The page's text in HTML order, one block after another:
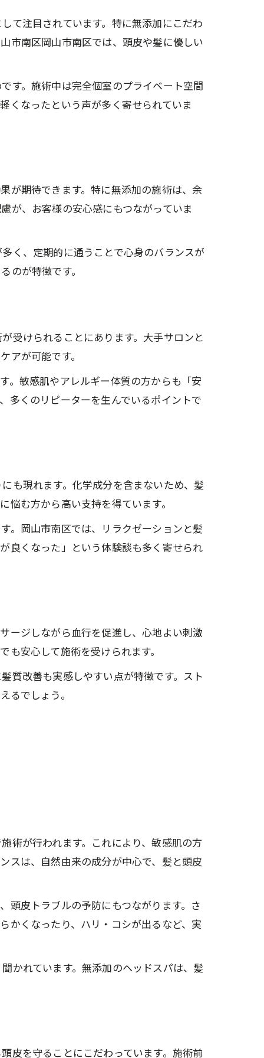
て注目されています。特に無添加にこだわ
市南区岡山市南区では、頭皮や髪に優しい
す。施術中は完全個室のプライベート空間
くなったという声が多く寄せられていま
が期待できます。特に無添加の施術は、余
が、お客様の安心感にもつながっていま
く、定期的に通うことで心身のバランスが
のが特徴です。
受けられることにあります。大手サロンと
アが可能です。
。敏感肌やアレルギー体質の方からも「安
多くのリピーターを生んでいるポイントで
も現れます。化学成分を含まないため、髪
む方から高い支持を得ています。
。岡山市南区では、リラクゼーションと髪
良くなった」という体験談も多く寄せられ
ージしながら血行を促進し、心地よい刺激
安心して施術を受けられます。
質改善も実感しやすい点が特徴です。スト
るでしょう。
術が行われます。これにより、敏感肌の方
スは、自然由来の成分が中心で、髪と頭皮
頭皮トラブルの予防にもつながります。さ
かくなったり、ハリ・コシが出るなど、実
かれています。無添加のヘッドスパは、髪
皮を守ることにこだわっています。施術前